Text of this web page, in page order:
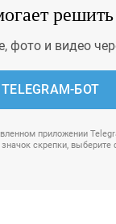
фото и видео
TELEGRAM-БОТ
приложении
скрепки, выберите